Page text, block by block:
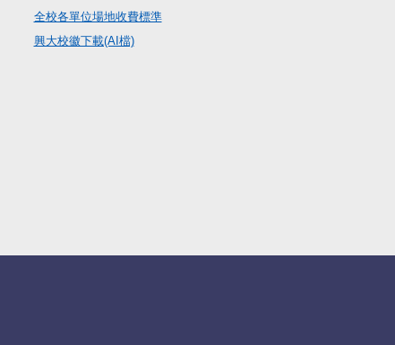
全校各單位場地收費標準
興大校徽下載(AI檔)